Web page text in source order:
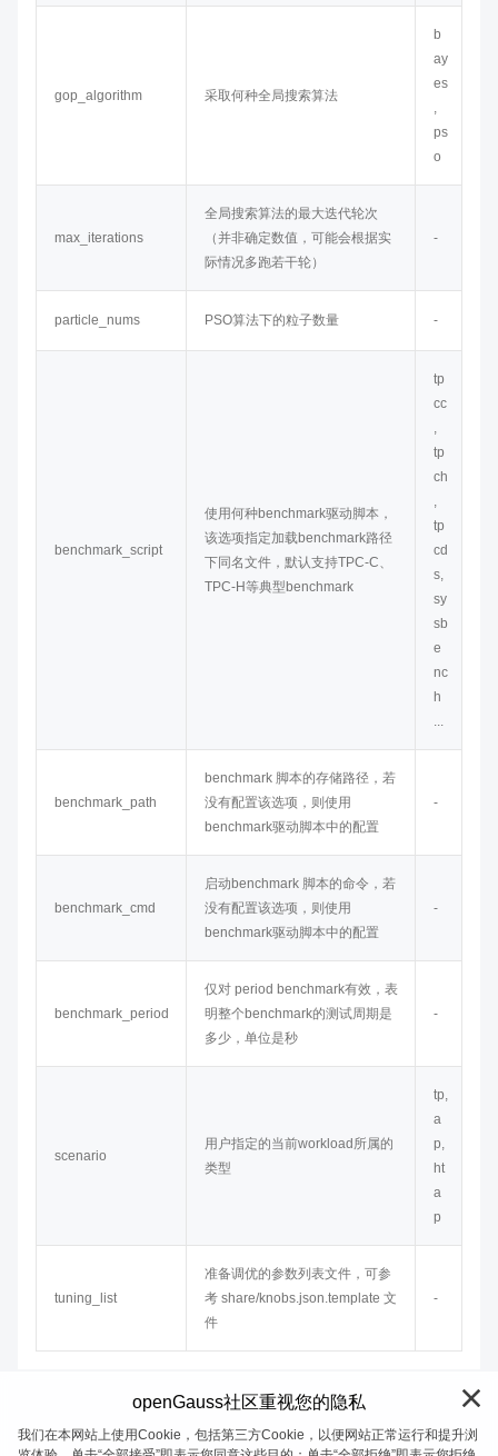
gop_algorithm 采取何种全局搜索算法
b
ay
es
,
ps
o
max_iterations
全局搜索算法的最大迭代轮次
（并非确定数值，可能会根据实
际情况多跑若干轮）
-
particle_nums PSO算法下的粒子数量 -
benchmark_script
使用何种benchmark驱动脚本，
该选项指定加载benchmark路径
下同名文件，默认支持TPC-C、
TPC-H等典型benchmark
tp
cc
,
tp
ch
,
tp
cd
s,
sy
sb
e
nc
h
...
benchmark_path
benchmark 脚本的存储路径，若
没有配置该选项，则使用
benchmark驱动脚本中的配置
-
benchmark_cmd
启动benchmark 脚本的命令，若
没有配置该选项，则使用
benchmark驱动脚本中的配置
-
benchmark_period
仅对 period benchmark有效，表
明整个benchmark的测试周期是
多少，单位是秒
-
scenario
用户指定的当前workload所属的
类型
tp,
a
p,
ht
a
p
tuning_list
准备调优的参数列表文件，可参
考 share/knobs.json.template 文
件
-
openGauss社区重视您的隐私
我们在本网站上使用Cookie，包括第三方Cookie，以便网站正常运行和提升浏